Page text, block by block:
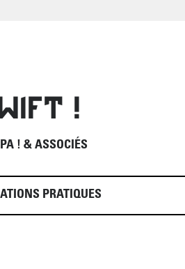
!
! & ASSOCIÉS
PRATIQUES